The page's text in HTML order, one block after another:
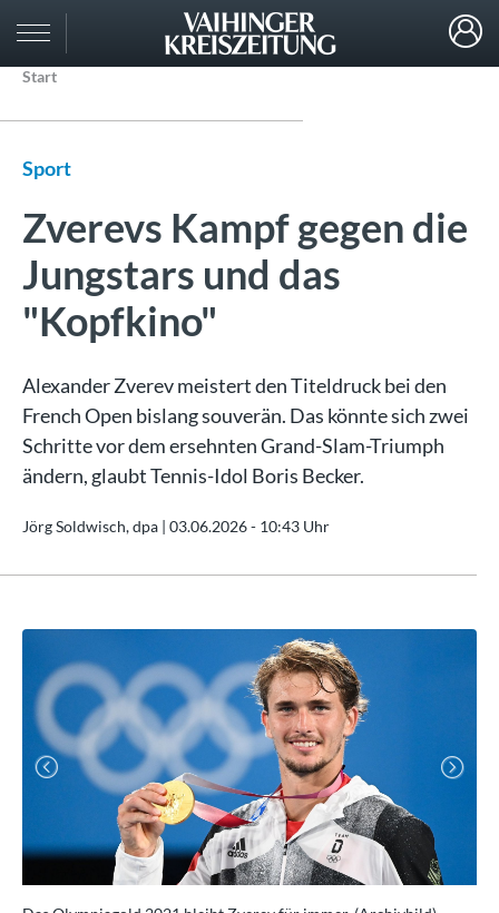
Start
Sport
Zverevs Kampf gegen die
Jungstars und das
"Kopfkino"
Alexander Zverev meistert den Titeldruck bei den
French Open bislang souverän. Das könnte sich zwei
Schritte vor dem ersehnten Grand-Slam-Triumph
ändern, glaubt Tennis-Idol Boris Becker.
Jörg Soldwisch, dpa | 03.06.2026 - 10:43 Uhr
Previous